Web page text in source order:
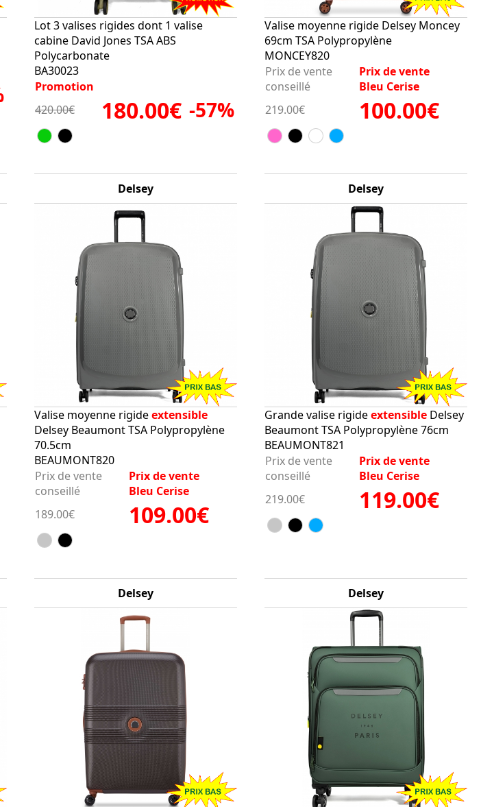
Lot 3 valises rigides dont 1 valise
cabine David Jones TSA ABS
Polycarbonate
BA30023
Promotion
420.00€
180.00€ -57%
Valise moyenne rigide Delsey Moncey
69cm TSA Polypropylène
MONCEY820
Prix de vente
conseillé
Prix de vente
Bleu Cerise
219.00€
100.00€
Delsey
Valise moyenne rigideextensible
Delsey Beaumont TSA Polypropylène
70.5cm
BEAUMONT820
Prix de vente
conseillé
Prix de vente
Bleu Cerise
189.00€
109.00€
Delsey
Grande valise rigideextensible Delsey
Beaumont TSA Polypropylène 76cm
BEAUMONT821
Prix de vente
conseillé
Prix de vente
Bleu Cerise
219.00€
119.00€
Delsey Delsey